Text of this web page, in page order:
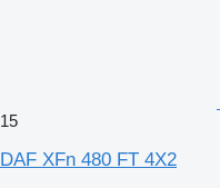
15
DAF XFn 480 FT 4X2